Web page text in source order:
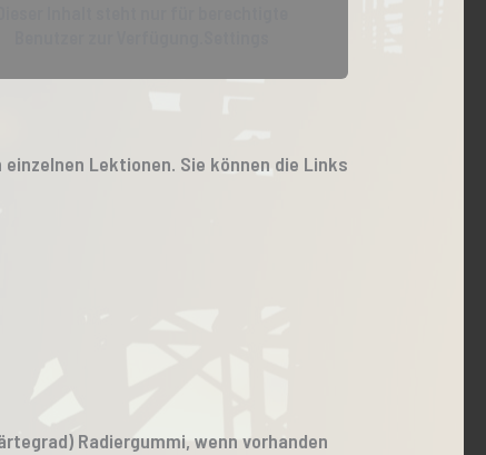
Lektionen. Sie können die Links
Radiergummi, wenn vorhanden